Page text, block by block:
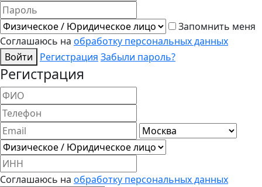
Запомнить меня
Соглашаюсь на обработку персональных данных
Войти
Регистрация Забыли пароль?
Регистрация
Соглашаюсь на обработку персональных данных